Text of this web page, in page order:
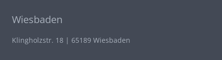
Wiesbaden
Klingholzstr. 18 | 65189 Wiesbaden